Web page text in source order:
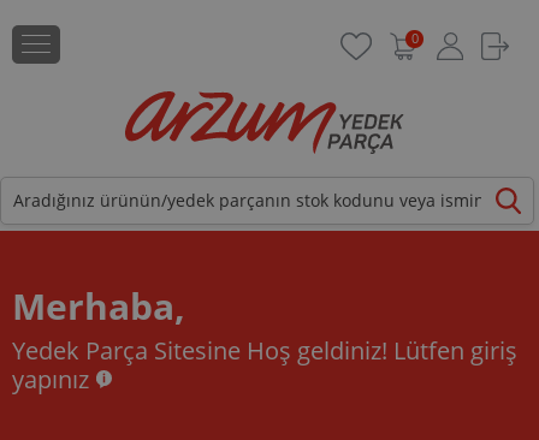
0
Merhaba,
Yedek Parça Sitesine Hoş geldiniz! Lütfen giriş
yapınız